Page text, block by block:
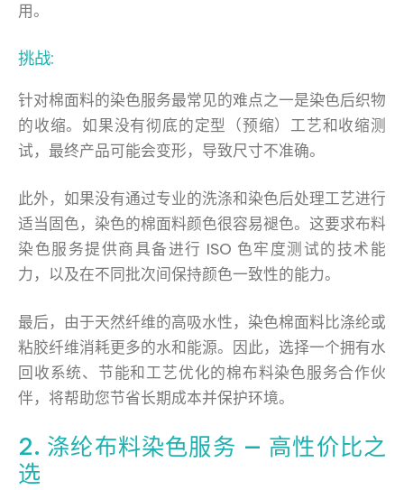
用。
挑战:
针对棉面料的染色服务最常见的难点之一是染色后织物
的收缩。如果没有彻底的定型（预缩）工艺和收缩测
试，最终产品可能会变形，导致尺寸不准确。
此外，如果没有通过专业的洗涤和染色后处理工艺进行
适当固色，染色的棉面料颜色很容易褪色。这要求布料
染色服务提供商具备进行 ISO 色牢度测试的技术能
力，以及在不同批次间保持颜色一致性的能力。
最后，由于天然纤维的高吸水性，染色棉面料比涤纶或
粘胶纤维消耗更多的水和能源。因此，选择一个拥有水
回收系统、节能和工艺优化的棉布料染色服务合作伙
伴，将帮助您节省长期成本并保护环境。
2. 涤纶布料染色服务 — 高性价比之
选